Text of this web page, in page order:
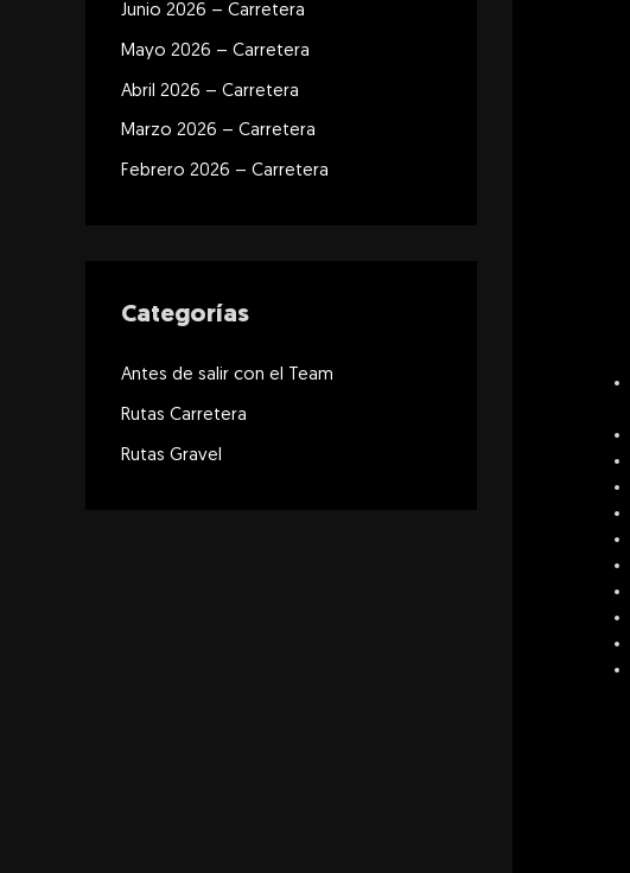
p
o
r
:
Junio 2026 – Carretera
Mayo 2026 – Carretera
Abril 2026 – Carretera
Marzo 2026 – Carretera
Febrero 2026 – Carretera
Categorías
Antes de salir con el Team
Rutas Carretera
Rutas Gravel